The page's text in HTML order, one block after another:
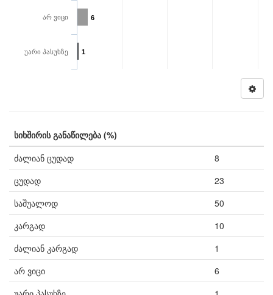
6
1
არ ვიცი
უარი პასუხზე
სიხშირის განაწილება (%)
ძალიან ცუდად
8
ცუდად
23
საშუალოდ
50
კარგად
10
ძალიან კარგად
1
არ ვიცი
6